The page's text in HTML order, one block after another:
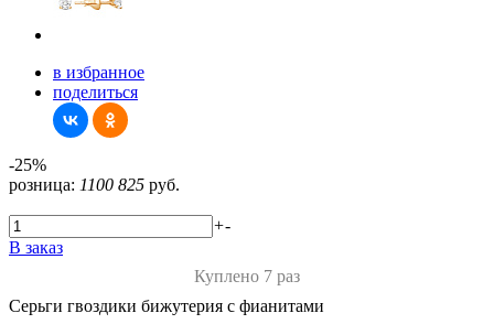
в избранное
поделиться
-25%
розница: 1100 825 руб.
+-
В заказ
Куплено 7 раз
Серьги гвоздики бижутерия с фианитами